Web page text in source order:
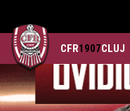
CFR1907CLUJ